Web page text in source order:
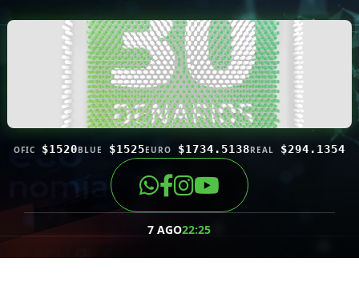
OFIC $1520BLUE $1525EURO $1734.5138REAL $294.1354
7 AGO22:25